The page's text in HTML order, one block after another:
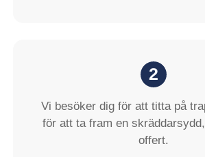
2
Vi besöker dig för att titta på
för att ta fram en
offert.